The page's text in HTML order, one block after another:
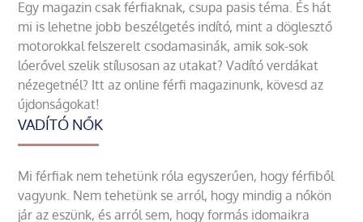
Egy magazin csak férfiaknak, csupa pasis téma. És hát
mi is lehetne jobb beszélgetés indító, mint a döglesztő
motorokkal felszerelt csodamasinák, amik sok-sok
lóerővel szelik stílusosan az utakat? Vadító verdákat
nézegetnél? Itt az online férfi magazinunk, kövesd az
újdonságokat!
VADÍTÓ NŐK
Mi férfiak nem tehetünk róla egyszerűen, hogy férfiből
vagyunk. Nem tehetünk se arról, hogy mindig a nőkön
jár az eszünk, és arról sem, hogy formás idomaikra